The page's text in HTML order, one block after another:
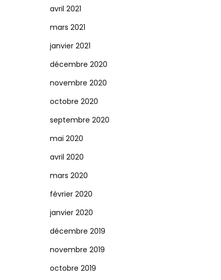
avril 2021
mars 2021
janvier 2021
décembre 2020
novembre 2020
octobre 2020
septembre 2020
mai 2020
avril 2020
mars 2020
février 2020
janvier 2020
décembre 2019
novembre 2019
octobre 2019